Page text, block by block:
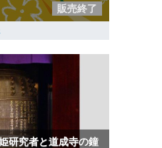
販売終了
研究者と道成寺の鐘